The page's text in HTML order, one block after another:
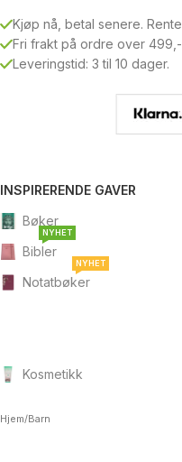
Kjøp nå, betal senere.
Fri frakt på ordre over
Leveringstid: 3 til 10 dager.
INSPIRERENDE GAVER
Bøker
Bibler
NYHET
Notatbøker
NYHET
Kosmetikk
Hjem/Barn